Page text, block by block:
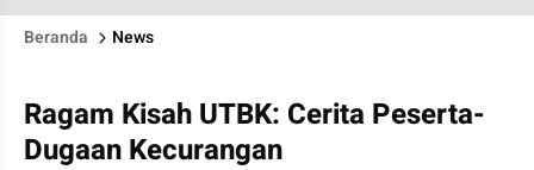
Beranda News
Ragam Kisah UTBK: Cerita Peserta-
Dugaan Kecurangan